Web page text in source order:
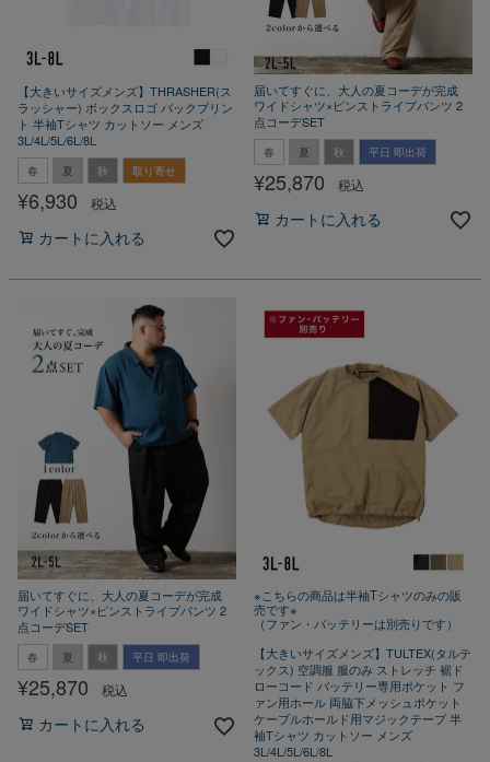
【大きいサイズメンズ】THRASHER(ス
ラッシャー) ボックスロゴ バックプリン
ト 半袖Tシャツ カットソー メンズ
3L/4L/5L/6L/8L
春 夏 秋 取り寄せ
¥6,930 税込
カートに入れる
届いてすぐに、大人の夏コーデが完成
ワイドシャツ×ピンストライプパンツ 2
点コーデSET
春 夏 秋 平日 即出荷
¥25,870 税込
カートに入れる
届いてすぐに、大人の夏コーデが完成
ワイドシャツ×ピンストライプパンツ 2
点コーデSET
春 夏 秋 平日 即出荷
¥25,870 税込
カートに入れる
※こちらの商品は半袖Tシャツのみの販
売です※
（ファン・バッテリーは別売りです）
【大きいサイズメンズ】TULTEX(タルテ
ックス) 空調服 服のみ ストレッチ 裾ド
ローコード バッテリー専用ポケット フ
ァン用ホール 両脇下メッシュポケット
ケーブルホールド用マジックテープ 半
袖Tシャツ カットソー メンズ
3L/4L/5L/6L/8L